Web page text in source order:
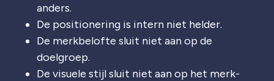
anders.
De positionering is intern niet helder.
De merkbelofte sluit niet aan op de
doelgroep.
De visuele stijl sluit niet aan op het merk-